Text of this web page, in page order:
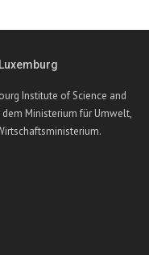
Institute of Science and
Ministerium für Umwelt,